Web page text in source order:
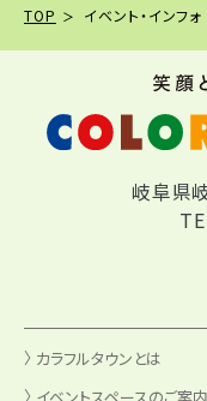
TOP イベント・インフォ
岐阜県
カラフルタウンとは